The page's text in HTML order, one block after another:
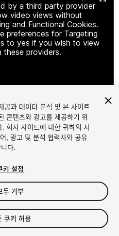
by a third party provider
video views without
and Functional Cookies.
preferences for Targeting
to yes if you wish to view
these providers.
1/4
.
공과 데이터 분석 및 본 사이트
콘텐츠와 광고를 제공하기 위
회사 사이트에 대한 귀하의 사
, 광고 및 분석 협력사와 공유
다.
키 설정
두 거부
쿠키 허용